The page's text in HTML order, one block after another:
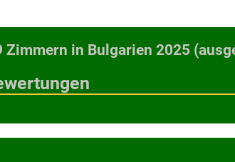
in Bulgarien 2025